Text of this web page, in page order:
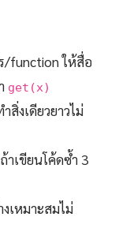
/function ให้สื่อ
get(x)
สิ่งเดียวยาวไม่
าเขียนโค้ดซ้ำ 3
เหมาะสมไม่